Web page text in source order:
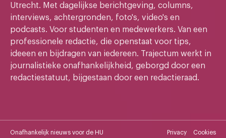
Utrecht. Met dagelijkse berichtgeving, columns,
interviews, achtergronden, foto's, video's en
podcasts. Voor studenten en medewerkers. Van een
professionele redactie, die openstaat voor tips,
ideeen en bijdragen van iedereen. Trajectum werkt in
journalistieke onafhankelijkheid, geborgd door een
redactiestatuut, bijgestaan door een redactieraad.
Onafhankelijk nieuws voor de HU Privacy Cookies